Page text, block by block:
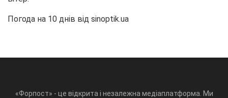
Погода на 10 днів від sinoptik.ua
«Форпост» - це відкрита і незалежна медіаплатформа. Ми